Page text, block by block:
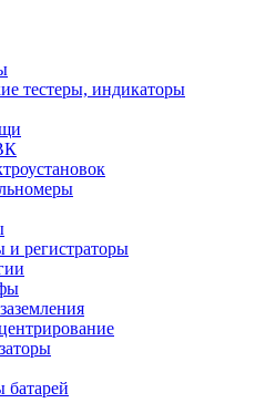
тестеры, индикаторы
и регистраторы
батарей